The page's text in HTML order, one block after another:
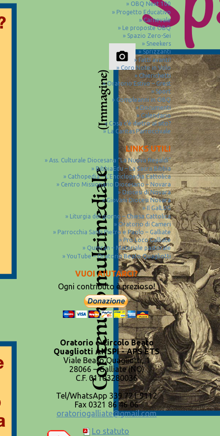
OBQ Next 100
Progetto Educativo
Carnevale
Le proposte OBQ
Spazio Zero-Sei
Sneekers
Sprizzanti
Fatti avanti!
Coro Note in Volo
Chierichetti
Oratorio Estivo – Grest
Sport
Compleanni in OBQ
Documenti
Calendario
Cosa c’è dietro al sito?
La Caritas Parrocchiale
LINKS UTILI
Ass. Culturale Diocesana “La Nuova Regaldi”
BibbiaEdu – La Sacra Bibbia
Cathopedia – L’Enciclopedia Cattolica
Centro Missionario Diocesano – Novara
Diocesi di Novara
Giovani Diocesi Novara
Il GalLUG
Liturgia del giorno – Chiesa Cattolica
Oratorio di Cameri
Parrocchia Santi Pietro e Paolo – Galliate
Pro Loco Galliate
Qumran – Materiale pastorale
YouTube – Oratorio Beato Quagliotti
VUOI AIUTARCI?
Ogni contributo è prezioso!
Oratorio e Circolo Beato
Quagliotti ANSPI - APS ETS
Viale Beato Quagliotti, 1
28066 – Galliate (NO)
C.F. 01103280036
Tel/WhatsApp 339 721 9112
Fax 0321 86 46 06
oratoriogalliate@gmail.com
Lo statuto